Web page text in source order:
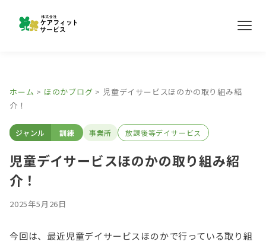
ほのかブログ
採用情報
ホーム > ほのかブログ > 児童デイサービスほのかの取り組み紹
介！
ジャンル 訓練 事業所 放課後等デイサービス
児童デイサービスほのかの取り組み紹
介！
2025年5月26日
今回は、最近児童デイサービスほのかで行っている取り組